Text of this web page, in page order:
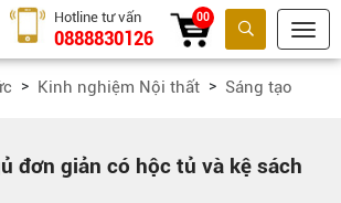
Tìm kiếm
Hotline tư vấn
0888830126
00
Kinh nghiệm Nội thất Sáng tạo
đơn giản có hộc tủ và kệ sách